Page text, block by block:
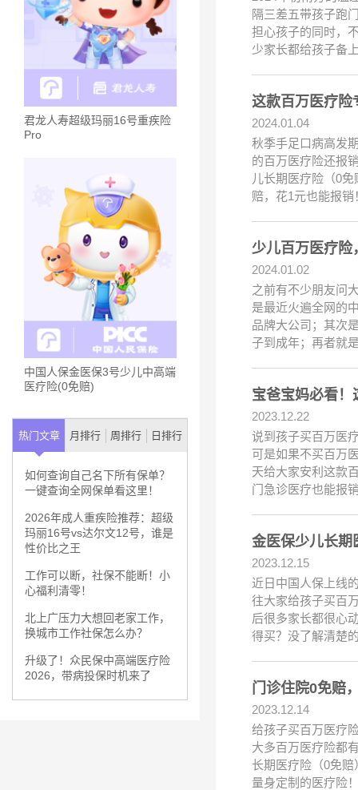
君龙人寿超级玛丽16号重疾险
Pro
中国人保金医保3号少儿中高端
医疗险(0免赔)
热门文章 月排行 周排行 日排行
如何查询自己名下所有保单？
一键查询全网保单看这里！
2026年成人重疾险推荐：超级
玛丽16号vs达尔文12号，谁是
性价比之王
工作可以断，社保不能断！小
心福利清零！
北上广压力大想回老家工作，
换城市工作社保怎么办？
升级了！众民保中高端医疗险
2026，带病投保时机来了
隔三差五带孩子跑
担心孩子的同时，
少家长都给孩子备
这款百万医疗险
2024.01.04
秋季手足口病高发
的百万医疗险还报
儿长期医疗险（0
赔，花1元也能报
少儿百万医疗险
2024.01.02
之前有不少朋友问
是最近火遍全网的
品牌大公司；其次
子到成年；再者就
宝爸宝妈必看！
2023.12.22
说到孩子买百万医
可是如果不买百万
天给大家安利这款
门急诊医疗也能报
金医保少儿长期
2023.12.15
近日中国人保上线
往大家给孩子买百
后很多家长都很心
得买？没了解清楚
门诊住院0免赔
2023.12.14
给孩子买百万医疗
大多百万医疗险都
长期医疗险（0免
量身定制的医疗险